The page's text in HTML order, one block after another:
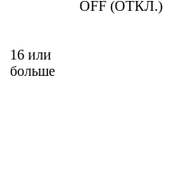
OFF (ОТКЛ.)
16 или
больше